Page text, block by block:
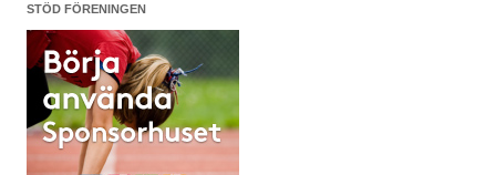
STÖD FÖRENINGEN